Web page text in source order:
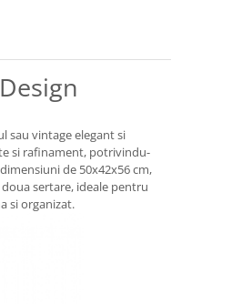
sau vintage elegant si
si rafinament, potrivindu-
de 50x42x56 cm,
sertare, ideale pentru
si organizat.